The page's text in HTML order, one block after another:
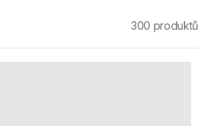
300 produktů